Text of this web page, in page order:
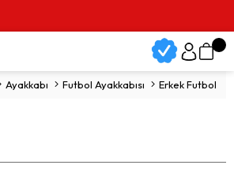
Ayakkabı Futbol Ayakkabısı Erkek Futbol